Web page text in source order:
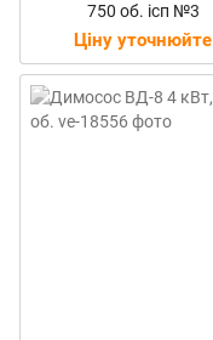
750 об. ісп №3
Ціну уточнюйте